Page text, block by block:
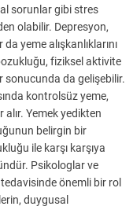
sorunlar gibi stres
olabilir. Depresyon,
yeme alışkanlıklarını
fiziksel aktivite
sonucunda da gelişebilir.
kontrolsüz yeme,
Yemek yedikten
belirgin bir
ile karşı karşıya
Psikologlar ve
önemli bir rol
duygusal